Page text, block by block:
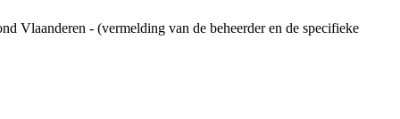
Vlaanderen - (vermelding van de beheerder en de specifieke